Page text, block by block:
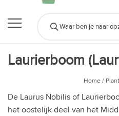
Laurierboom
Home/
De Laurus Nobilis of
het oostelijk deel van het